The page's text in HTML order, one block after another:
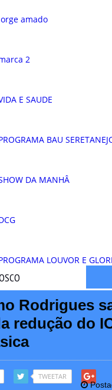
Rodrigues
redução do
TWEETAR